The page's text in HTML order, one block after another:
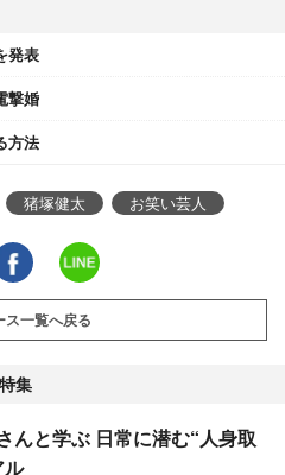
発表
撃婚
方法
猪塚健太 お笑い芸人
ス一覧へ戻る
集
んと学ぶ 日常に潜む“人身取
ル